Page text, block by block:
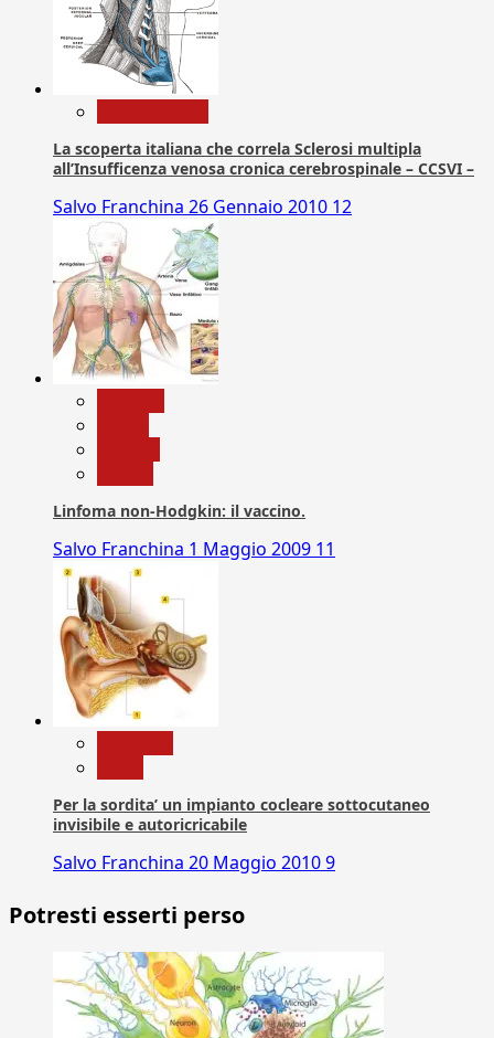
La scoperta italiana che correla Sclerosi multipla
all’Insufficenza venosa cronica cerebrospinale – CCSVI –
Salvo Franchina 26 Gennaio 2010 12
Linfoma non-Hodgkin: il vaccino.
Salvo Franchina 1 Maggio 2009 11
Per la sordita’ un impianto cocleare sottocutaneo
invisibile e autoricricabile
Salvo Franchina 20 Maggio 20109
Potresti esserti perso